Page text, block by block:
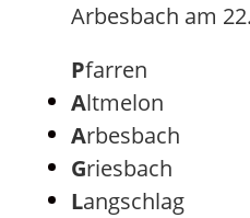
Arbesbach am
Pfarren
Altmelon
Arbesbach
Griesbach
Langschlag